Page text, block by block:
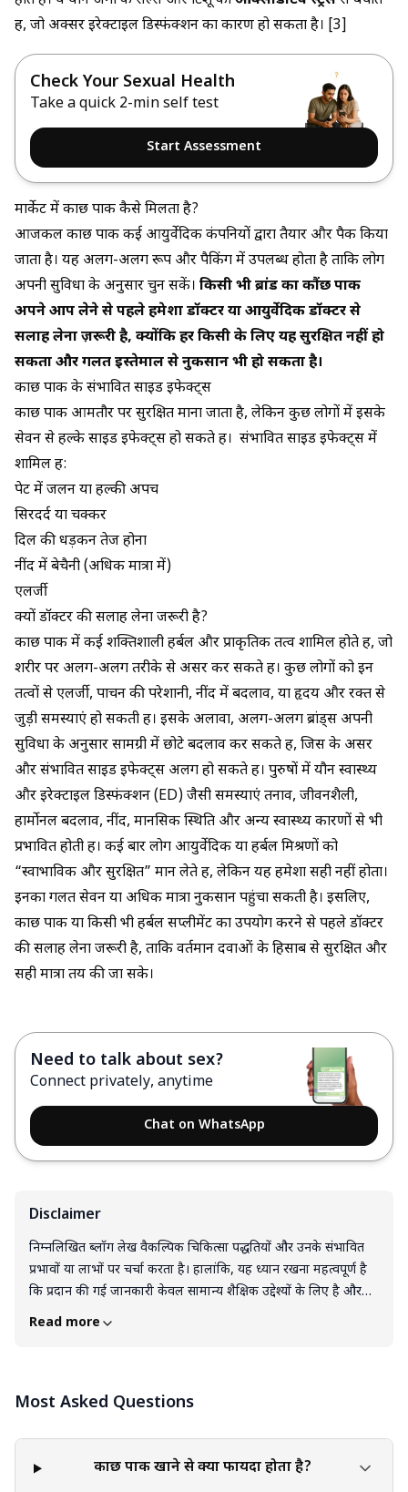
हैं, जो अक्सर इरेक्टाइल डिस्फंक्शन का कारण हो सकता है। [3]
Check Your Sexual Health
Take a quick 2-min self test
Start Assessment
मार्केट में कौंछ पाक कैसे मिलता है?
आजकल कौंछ पाक कई आयुर्वेदिक कंपनियों द्वारा तैयार और पैक किया
जाता है। यह अलग-अलग रूप और पैकिंग में उपलब्ध होता है ताकि लोग
अपनी सुविधा के अनुसार चुन सकें। किसी भी ब्रांड का कौंछ पाक
अपने आप लेने से पहले हमेशा डॉक्टर या आयुर्वेदिक डॉक्टर से
सलाह लेना ज़रूरी है, क्योंकि हर किसी के लिए यह सुरक्षित नहीं हो
सकता और गलत इस्तेमाल से नुकसान भी हो सकता है।
कौंछ पाक के संभावित साइड इफेक्ट्स
कौंछ पाक आमतौर पर सुरक्षित माना जाता है, लेकिन कुछ लोगों में इसके
सेवन से हल्के साइड इफेक्ट्स हो सकते हैं। संभावित साइड इफेक्ट्स में
शामिल हैं:
पेट में जलन या हल्की अपच
सिरदर्द या चक्कर
दिल की धड़कन तेज होना
नींद में बेचैनी (अधिक मात्रा में)
एलर्जी
क्यों डॉक्टर की सलाह लेना जरूरी है?
कौंछ पाक में कई शक्तिशाली हर्बल और प्राकृतिक तत्व शामिल होते हैं, जो
शरीर पर अलग-अलग तरीके से असर कर सकते हैं। कुछ लोगों को इन
तत्वों से एलर्जी, पाचन की परेशानी, नींद में बदलाव, या हृदय और रक्त से
जुड़ी समस्याएं हो सकती हैं। इसके अलावा, अलग-अलग ब्रांड्स अपनी
सुविधा के अनुसार सामग्री में छोटे बदलाव कर सकते हैं, जिस के असर
और संभावित साइड इफेक्ट्स अलग हो सकते हैं। पुरुषों में यौन स्वास्थ्य
और इरेक्टाइल डिस्फंक्शन (ED) जैसी समस्याएं तनाव, जीवनशैली,
हार्मोनल बदलाव, नींद, मानसिक स्थिति और अन्य स्वास्थ्य कारणों से भी
प्रभावित होती हैं। कई बार लोग आयुर्वेदिक या हर्बल मिश्रणों को
“स्वाभाविक और सुरक्षित” मान लेते हैं, लेकिन यह हमेशा सही नहीं होता।
इनका गलत सेवन या अधिक मात्रा नुकसान पहुंचा सकती है। इसलिए,
कौंछ पाक या किसी भी हर्बल सप्लीमेंट का उपयोग करने से पहले डॉक्टर
की सलाह लेना जरूरी है, ताकि वर्तमान दवाओं के हिसाब से सुरक्षित और
सही मात्रा तय की जा सके।
Need to talk about sex?
Connect privately, anytime
Chat on WhatsApp
Disclaimer
निम्नलिखित ब्लॉग लेख वैकल्पिक चिकित्सा पद्धतियों और उनके संभावित
प्रभावों या लाभों पर चर्चा करता है। हालांकि, यह ध्यान रखना महत्वपूर्ण है
कि प्रदान की गई जानकारी केवल सामान्य शैक्षिक उद्देश्यों के लिए है और
इसे चिकित्सा सलाह या किसी योग्य स्वास्थ्य देखभाल पेशेवर के पेशेवर
प्रथाओं की एक विस्तृत श्रृंखला शामिल है जिनका कठोर वैज्ञानिक मूल्यांकन
व्यक्ति, उनकी विशिष्ट चिकित्सा स्थितियों और अन्य कारकों के आधार पर
Read more
Most Asked Questions
कौंछ पाक खाने से क्या फायदा होता है?